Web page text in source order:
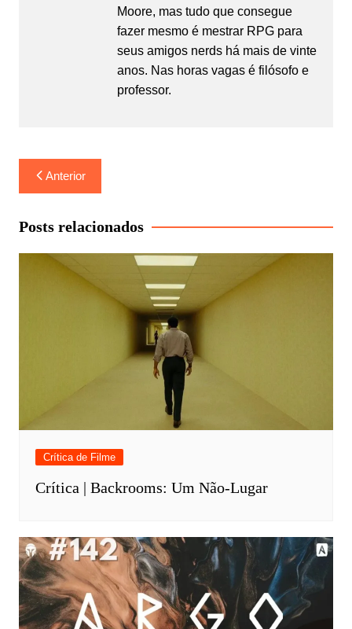
Moore, mas tudo que consegue
fazer mesmo é mestrar RPG para
seus amigos nerds há mais de vinte
anos. Nas horas vagas é filósofo e
professor.
Navegação
de
Post
Anterior
Posts relacionados
Crítica de Filme
Crítica | Backrooms: Um Não-Lugar